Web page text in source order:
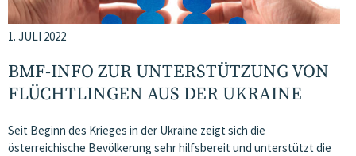
1. JULI 2022
BMF-INFO ZUR UNTERSTÜTZUNG VON
FLÜCHTLINGEN AUS DER UKRAINE
Seit Beginn des Krieges in der Ukraine zeigt sich die
österreichische Bevölkerung sehr hilfsbereit und unterstützt die